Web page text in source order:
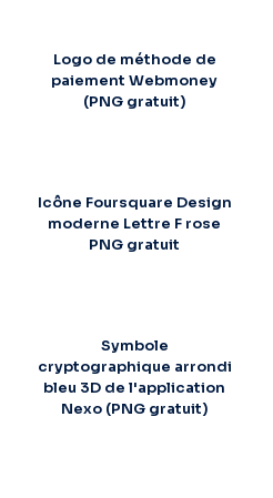
Logo de méthode de
paiement Webmoney
(PNG gratuit)
Icône Foursquare Design
moderne Lettre F rose
PNG gratuit
Symbole
cryptographique arrondi
bleu 3D de l'application
Nexo (PNG gratuit)